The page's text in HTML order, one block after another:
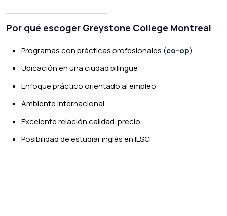
Por qué escoger Greystone College Montreal
Programas con prácticas profesionales (co-op)
Ubicación en una ciudad bilingüe
Enfoque práctico orientado al empleo
Ambiente internacional
Excelente relación calidad-precio
Posibilidad de estudiar inglés en ILSC